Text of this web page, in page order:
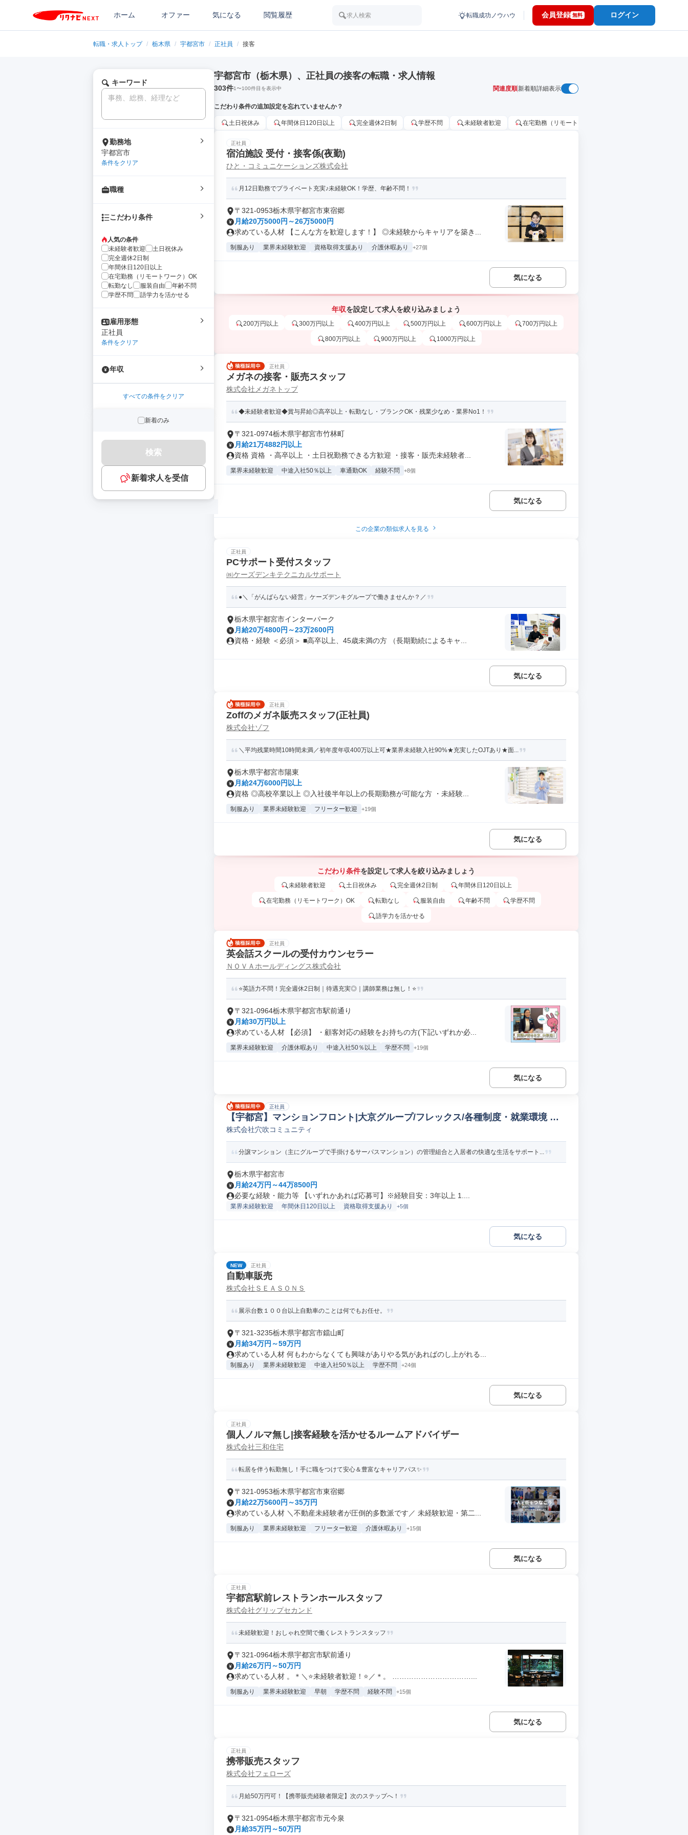
ホーム オファー 気になる 閲覧履歴 求人検索 転職成功ノウハウ 会員登録 無料 ログイン
転職・求人トップ / 栃木県 / 宇都宮市 / 正社員 / 接客
キーワード
勤務地
宇都宮市
条件をクリア
職種
こだわり条件
人気の条件
未経験者歓迎
土日祝休み
完全週休2日制
年間休日120日以上
在宅勤務（リモートワーク）OK
転勤なし
服装自由
年齢不問
学歴不問
語学力を活かせる
雇用形態
正社員
条件をクリア
年収
すべての条件をクリア
新着のみ
検索
新着求人を受信
宇都宮市（栃木県）、正社員の接客の転職・求人情報
303件1〜100件目を表示中 関連度順新着順詳細表示
こだわり条件の追加設定を忘れていませんか？
土日祝休み 年間休日120日以上 完全週休2日制 学歴不問 未経験者歓迎 在宅勤務（リモートワーク）OK
正社員
宿泊施設 受付・接客係(夜勤)
ひと・コミュニケーションズ株式会社
月12日勤務でプライベート充実♪未経験OK！学歴、年齢不問！
〒321-0953栃木県宇都宮市東宿郷
月給20万5000円～26万5000円
求めている人材 【こんな方を歓迎します！】 ◎未経験からキャリアを築き...
制服あり 業界未経験歓迎 資格取得支援あり 介護休暇あり +27個
気になる
年収を設定して求人を絞り込みましょう
200万円以上 300万円以上 400万円以上 500万円以上 600万円以上 700万円以上
800万円以上 900万円以上 1000万円以上
正社員
メガネの接客・販売スタッフ
株式会社メガネトップ
◆未経験者歓迎◆賞与昇給◎高卒以上・転勤なし・ブランクOK・残業少なめ・業界No1！
〒321-0974栃木県宇都宮市竹林町
月給21万4882円以上
資格 資格 ・高卒以上 ・土日祝勤務できる方歓迎 ・接客・販売未経験者...
業界未経験歓迎 中途入社50％以上 車通勤OK 経験不問 +8個
気になる
この企業の類似求人を見る
正社員
PCサポート受付スタッフ
㈱ケーズデンキテクニカルサポート
●＼「がんばらない経営」ケーズデンキグループで働きませんか？／
栃木県宇都宮市インターパーク
月給20万4800円～23万2600円
資格・経験 ＜必須＞ ■高卒以上、45歳未満の方 （長期勤続によるキャ...
気になる
正社員
Zoffのメガネ販売スタッフ(正社員)
株式会社ゾフ
＼平均残業時間10時間未満／初年度年収400万以上可★業界未経験入社90%★充実したOJTあり★面...
栃木県宇都宮市陽東
月給24万6000円以上
資格 ◎高校卒業以上 ◎入社後半年以上の長期勤務が可能な方 ・未経験...
制服あり 業界未経験歓迎 フリーター歓迎 +19個
気になる
こだわり条件を設定して求人を絞り込みましょう
未経験者歓迎 土日祝休み 完全週休2日制 年間休日120日以上
在宅勤務（リモートワーク）OK 転勤なし 服装自由 年齢不問 学歴不問
語学力を活かせる
正社員
英会話スクールの受付カウンセラー
ＮＯＶＡホールディングス株式会社
⭐英語力不問！完全週休2日制｜待遇充実◎｜講師業務は無し！⭐
〒321-0964栃木県宇都宮市駅前通り
月給30万円以上
求めている人材 【必須】 ・顧客対応の経験をお持ちの方(下記いずれか必...
業界未経験歓迎 介護休暇あり 中途入社50％以上 学歴不問 +19個
気になる
正社員
【宇都宮】マンションフロント|大京グループ/フレックス/各種制度・就業環境 不
動産プロパティマネージャー
株式会社穴吹コミュニティ
分譲マンション（主にグループで手掛けるサーパスマンション）の管理組合と入居者の快適な生活をサポート...
栃木県宇都宮市
月給24万円～44万8500円
必要な経験・能力等 【いずれかあれば応募可】※経験目安：3年以上 1....
業界未経験歓迎 年間休日120日以上 資格取得支援あり +5個
気になる
NEW 正社員
自動車販売
株式会社ＳＥＡＳＯＮＳ
展示台数１００台以上自動車のことは何でもお任せ。
〒321-3235栃木県宇都宮市鐺山町
月給34万円～59万円
求めている人材 何もわからなくても興味がありやる気があればのし上がれる...
制服あり 業界未経験歓迎 中途入社50％以上 学歴不問 +24個
気になる
正社員
個人ノルマ無し|接客経験を活かせるルームアドバイザー
株式会社三和住宅
転居を伴う転勤無し！手に職をつけて安心＆豊富なキャリアパス✨
〒321-0953栃木県宇都宮市東宿郷
月給22万5600円～35万円
求めている人材 ＼不動産未経験者が圧倒的多数派です／ 未経験歓迎・第二...
制服あり 業界未経験歓迎 フリーター歓迎 介護休暇あり +15個
気になる
正社員
宇都宮駅前レストランホールスタッフ
株式会社グリップセカンド
未経験歓迎！おしゃれ空間で働くレストランスタッフ
〒321-0964栃木県宇都宮市駅前通り
月給26万円～50万円
求めている人材 。＊＼⭐未経験者歓迎！⭐／＊。 ……………………………...
制服あり 業界未経験歓迎 早朝 学歴不問 経験不問 +15個
気になる
正社員
携帯販売スタッフ
株式会社フェローズ
月給50万円可！【携帯販売経験者限定】次のステップへ！
〒321-0954栃木県宇都宮市元今泉
月給35万円～50万円